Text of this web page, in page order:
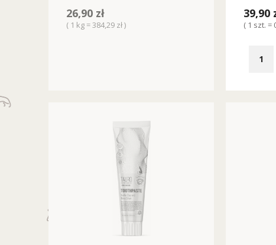
26,90 zł
( 1 kg = 384,29 zł )
39,90
( 1 szt. =